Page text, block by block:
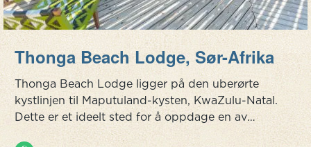
Thonga Beach Lodge, Sør-Afrika
Thonga Beach Lodge ligger på den uberørte
kystlinjen til Maputuland-kysten, KwaZulu-Natal.
Dette er et ideelt sted for å oppdage en av
Afrikas siste uberørte villmarkstrender. Det er et